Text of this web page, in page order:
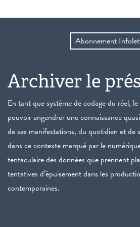
Abonnement
Archiver le
En tant que système de codage du réel,
pouvoir engendrer une connaissance
de ses manifestations, du quotidien et de
dans ce contexte marqué par le
tentaculaire des données que prennent
tentatives d’épuisement dans les
contemporaines.